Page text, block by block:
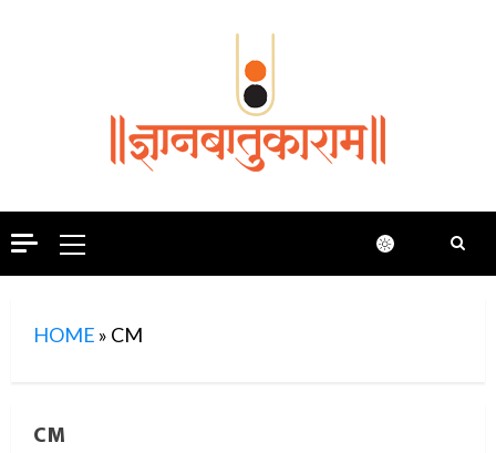
Primary
Menu
HOME » CM
CM